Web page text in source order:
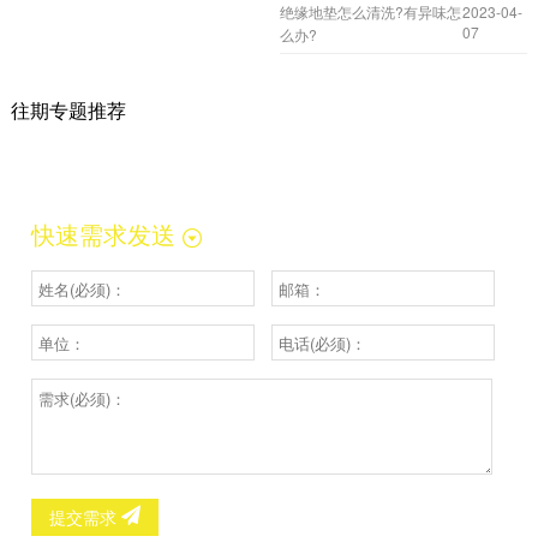
绝缘地垫怎么清洗?有异味怎
么办?
2023-04-
07
往期专题推荐
快速需求发送
提交需求